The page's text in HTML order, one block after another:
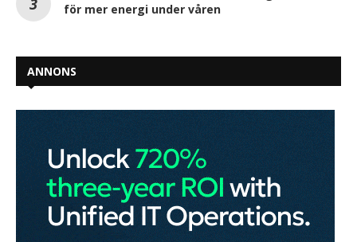
för mer energi under våren
ANNONS